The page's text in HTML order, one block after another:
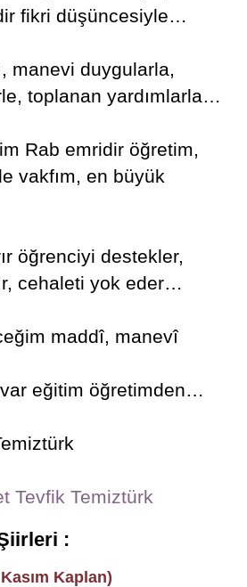
fikri düşüncesiyle…
manevi duygularla,
toplanan yardımlarla…
Rab emridir öğretim,
vakfım, en büyük
öğrenciyi destekler,
cehaleti yok eder…
maddî, manevî
eğitim öğretimden…
Tevfik Temiztürk
:
Kaplan)